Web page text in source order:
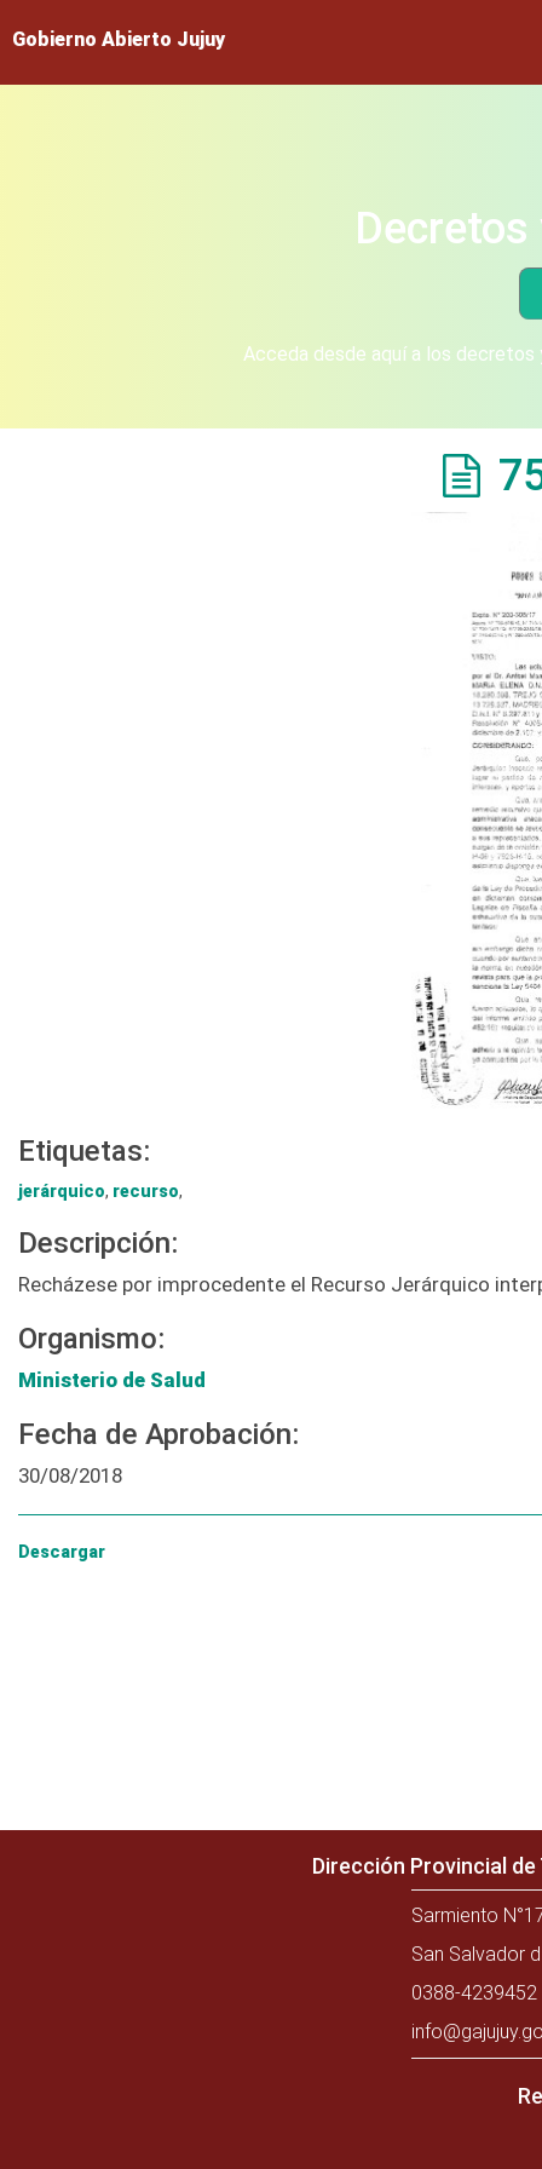
Gobierno Abierto Jujuy
Acceda desde aquí a los
Etiquetas:
jerárquico, recurso,
Descripción:
Recházese por improcedente el Recurso Jerárquico
Organismo:
Ministerio de Salud
Fecha de Aprobación:
30/08/2018
Descargar
Dirección Provincial
Sarmiento
San Salvador
0388-